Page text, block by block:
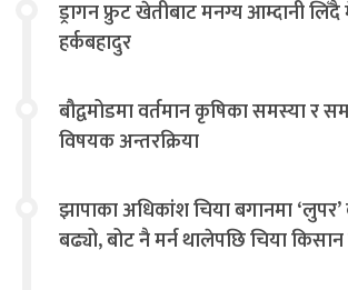
ड्रागन फ्रुट खेतीबाट मनग्य आम्दानी
हर्कबहादुर
बौद्वमोडमा वर्तमान कृषिका समस्या र समाधान
विषयक अन्तरक्रिया
झापाका अधिकांश चिया बगानमा ‘लुपर’
बढ्यो, बोट नै मर्न थालेपछि चिया किसान